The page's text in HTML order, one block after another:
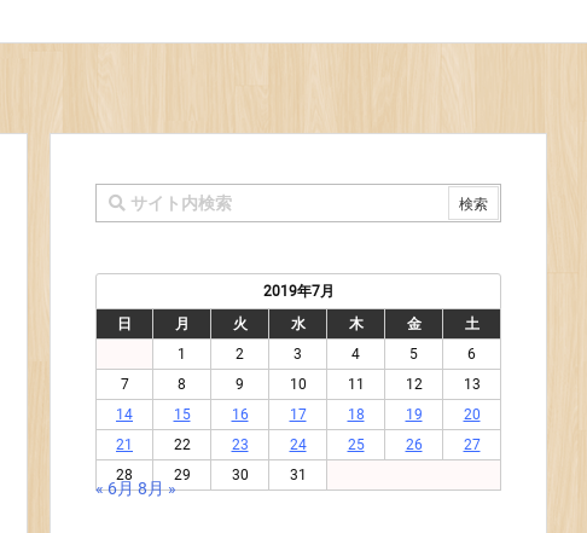
2019年7月
日
月 火 水 木 金
土
1
2 3 4 5
6
7
8 9 10 11 12
13
14
15 16 17 18 19
20
21
22 23 24 25 26
27
28
29 30 31
« 6月8月 »